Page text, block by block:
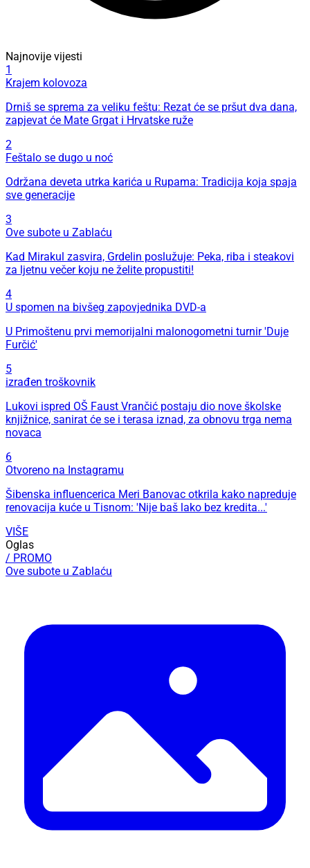
Najnovije vijesti
1
Krajem kolovoza
Drniš se sprema za veliku feštu: Rezat će se pršut dva dana,
zapjevat će Mate Grgat i Hrvatske ruže
2
Feštalo se dugo u noć
Održana deveta utrka karića u Rupama: Tradicija koja spaja
sve generacije
3
Ove subote u Zablaću
Kad Mirakul zasvira, Grdelin poslužuje: Peka, riba i steakovi
za ljetnu večer koju ne želite propustiti!
4
U spomen na bivšeg zapovjednika DVD-a
U Primoštenu prvi memorijalni malonogometni turnir 'Duje
Furčić'
5
izrađen troškovnik
Lukovi ispred OŠ Faust Vrančić postaju dio nove školske
knjižnice, sanirat će se i terasa iznad, za obnovu trga nema
novaca
6
Otvoreno na Instagramu
Šibenska influencerica Meri Banovac otkrila kako napreduje
renovacija kuće u Tisnom: 'Nije baš lako bez kredita...'
VIŠE
Oglas
/ PROMO
Ove subote u Zablaću